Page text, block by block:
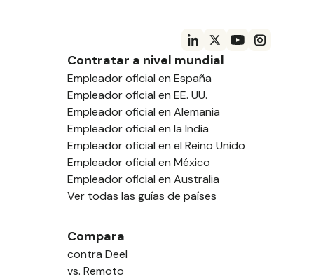
Contratar a nivel mundial
Empleador oficial en España
Empleador oficial en EE. UU.
Empleador oficial en Alemania
Empleador oficial en la India
Empleador oficial en el Reino Unido
Empleador oficial en México
Empleador oficial en Australia
Ver todas las guías de países
Compara
contra Deel
vs. Remoto